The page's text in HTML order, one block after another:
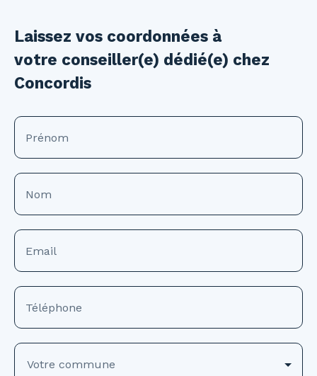
Laissez vos coordonnées à
votre conseiller(e) dédié(e) chez
Concordis
Prénom
Nom
Email
Téléphone
Votre commune